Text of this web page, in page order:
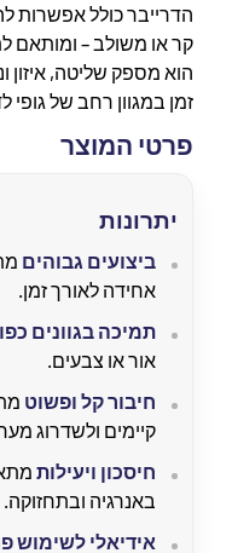
הדרייבר כולל אפשרות
קר או משולב – ומותאם
הוא מספק שליטה, איזון
זמן במגוון רחב של גופי
פרטי המוצר
יתרונות
ביצועים גבוהים
אחידה לאורך זמן.
תמיכה בגוונים
אור או צבעים.
חיבור קל ופשוט
קיימים ולשדרוג
חיסכון ויעילות
באנרגיה ובתחזוקה.
אידיאלי לשימוש